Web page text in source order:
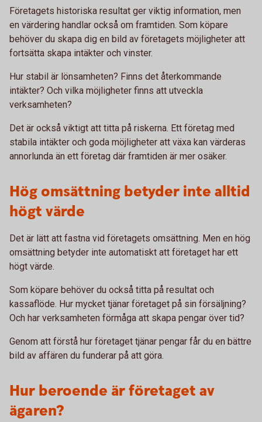
Företagets historiska resultat ger viktig information, men
en värdering handlar också om framtiden. Som köpare
behöver du skapa dig en bild av företagets möjligheter att
fortsätta skapa intäkter och vinster.
Hur stabil är lönsamheten? Finns det återkommande
intäkter? Och vilka möjligheter finns att utveckla
verksamheten?
Det är också viktigt att titta på riskerna. Ett företag med
stabila intäkter och goda möjligheter att växa kan värderas
annorlunda än ett företag där framtiden är mer osäker.
Hög omsättning betyder inte alltid
högt värde
Det är lätt att fastna vid företagets omsättning. Men en hög
omsättning betyder inte automatiskt att företaget har ett
högt värde.
Som köpare behöver du också titta på resultat och
kassaflöde. Hur mycket tjänar företaget på sin försäljning?
Och har verksamheten förmåga att skapa pengar över tid?
Genom att förstå hur företaget tjänar pengar får du en bättre
bild av affären du funderar på att göra.
Hur beroende är företaget av
ägaren?